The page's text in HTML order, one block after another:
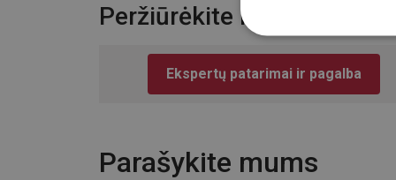
Peržiūrėkite kitus
Ekspertų patarimai ir pagalba
Parašykite mums